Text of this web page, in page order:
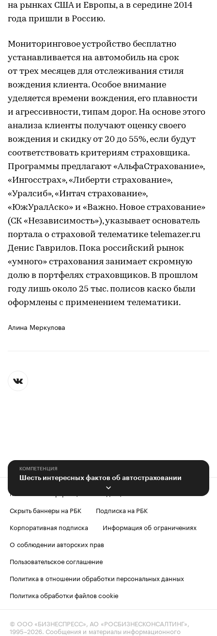
на рынках США и Европы, а в середине 2014
года пришли в Россию.
Мониторинговое устройство бесплатно
устанавливается на автомобиль на срок
от трех месяцев для отслеживания стиля
вождения клиента. Особое внимание
уделяется времени вождения, его плавности
и агрессивности, типам дорог. На основе этого
анализа клиенты получают оценку своего
вождения и скидку от 20 до 55%, если будут
соответствовать критериям страховщика.
Программы предлагают «АльфаСтрахование»,
«Ингосстрах», «Либерти страхование»,
«Уралсиб», «Интач страхование»,
«ЮжУралАско» и «Важно. Новое страхование»
(СК «Независимость»), указывает основатель
портала о страховой телематике telemazer.ru
Денис Гаврилов. Пока российский рынок
«умного» страхования занимает скромную
долю в портфелях страховщиков. В прошлом
году лишь около 25 тыс. полисов каско были
оформлены с применением телематики.
Алина Меркулова
КОМПЕТЕНЦИЯ
Шесть интересных фактов об автостраховании
Контактная информация
Редакция
Скрыть баннеры на РБК
Подписка на РБК
Корпоративная подписка
Информация об ограничениях
О соблюдении авторских прав
Пользовательское соглашение
Политика в отношении обработки персональных данных
Политика обработки файлов cookie
© ООО «БИЗНЕСПРЕСС», АО «РОСБИЗНЕСКОНСАЛТИНГ»,
1995–2026 . Сообщения и материалы информационного